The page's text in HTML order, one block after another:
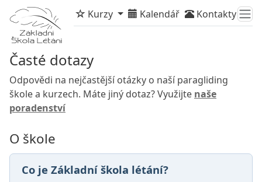
Kurzy Kalendář Kontakty
Časté dotazy
Odpovědi na nejčastější otázky o naší paragliding
škole a kurzech. Máte jiný dotaz? Využijte naše
poradenství
O škole
Co je Základní škola létání?